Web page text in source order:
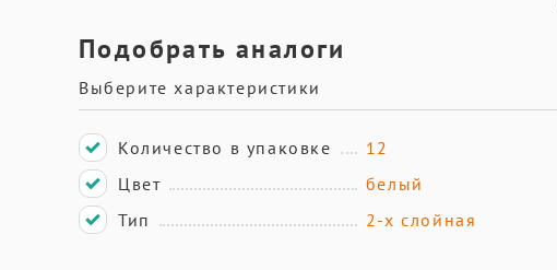
Подобрать аналоги
Выберите характеристики
Количество в упаковке
12
Цвет
белый
Тип
2-х слойная